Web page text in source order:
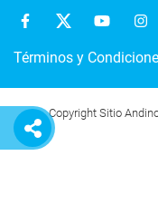
Términos y
Copyright Sitio